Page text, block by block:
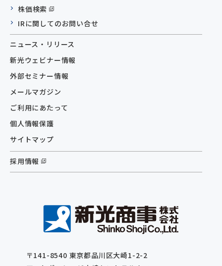
株価検索
IRに関してのお問い合せ
ニュース・リリース
新光ウェビナー情報
外部セミナー情報
メールマガジン
ご利用にあたって
個人情報保護
サイトマップ
採用情報
〒141-8540 東京都品川区⼤崎1-2-2